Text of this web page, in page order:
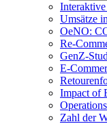
Umsätze
OeNO:
Re-
GenZ-
E-
Impact of
Zahl der